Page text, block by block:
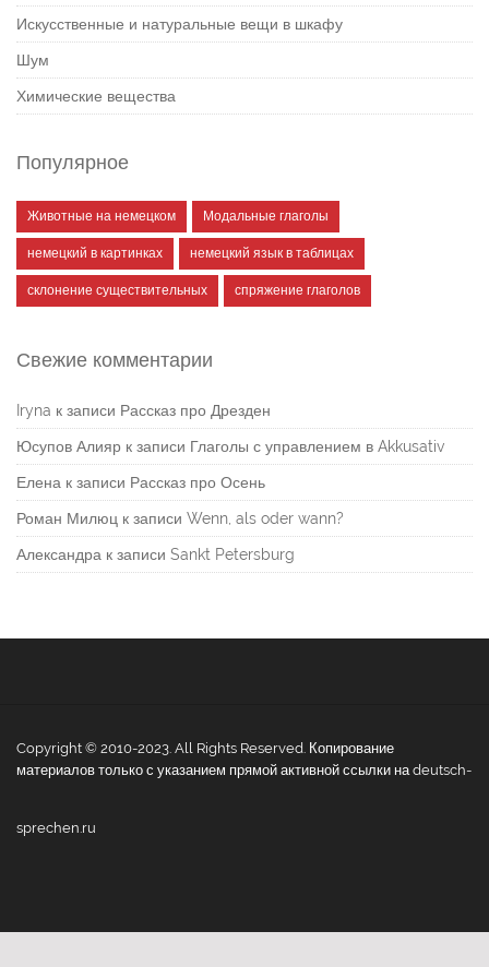
Искусственные и натуральные вещи в шкафу
Шум
Химические вещества
Популярное
Животные на немецком Модальные глаголы
немецкий в картинках немецкий язык в таблицах
склонение существительных спряжение глаголов
Свежие комментарии
Iryna к записи Рассказ про Дрезден
Юсупов Алияр к записи Глаголы с управлением в Akkusativ
Елена к записи Рассказ про Осень
Роман Милюц к записи Wenn, als oder wann?
Александра к записи Sankt Petersburg
Copyright © 2010-2023. All Rights Reserved. Копирование
материалов только с указанием прямой активной ссылки на deutsch-
sprechen.ru